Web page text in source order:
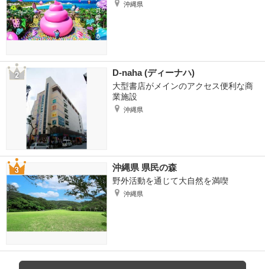
沖縄県
D-naha (ディーナハ)
大型書店がメインのアクセス便利な商
業施設
沖縄県
沖縄県 県民の森
野外活動を通じて大自然を満喫
沖縄県